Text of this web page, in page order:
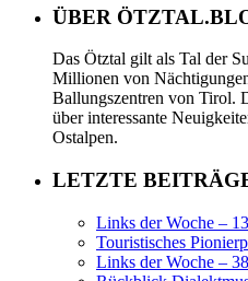
ÜBER
Das Ötztal gilt als Tal der
Millionen von
Ballungszentren von Tirol.
über interessante
Ostalpen.
LETZTE
Links der Woche –
Touristisches
Links der Woche –